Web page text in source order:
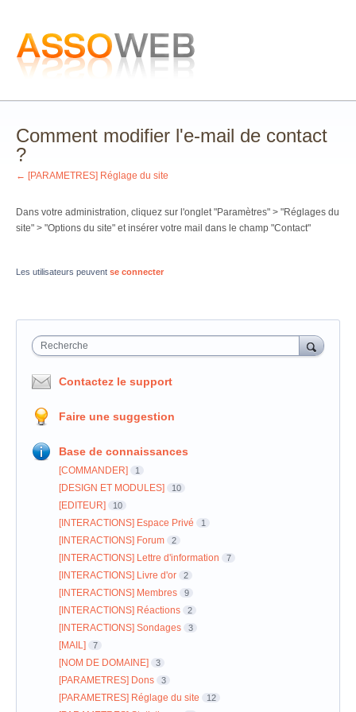
Comment modifier l'e-mail de contact
?
← [PARAMETRES] Réglage du site
Dans votre administration, cliquez sur l'onglet "Paramètres" > "Réglages du
site" > "Options du site" et insérer votre mail dans le champ "Contact"
Les utilisateurs peuvent se connecter
Recherche
Contactez le support
Faire une suggestion
Base de connaissances
[COMMANDER] 1
[DESIGN ET MODULES] 10
[EDITEUR] 10
[INTERACTIONS] Espace Privé 1
[INTERACTIONS] Forum 2
[INTERACTIONS] Lettre d'information 7
[INTERACTIONS] Livre d'or 2
[INTERACTIONS] Membres 9
[INTERACTIONS] Réactions 2
[INTERACTIONS] Sondages 3
[MAIL] 7
[NOM DE DOMAINE] 3
[PARAMETRES] Dons 3
[PARAMETRES] Réglage du site 12